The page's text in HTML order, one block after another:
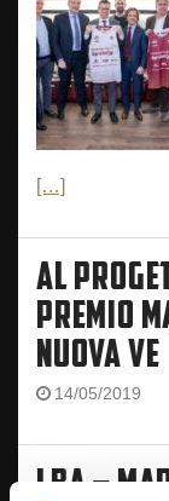
[…]
AL
PREMIO
NUOVA VE
14/05/2019
LBA –